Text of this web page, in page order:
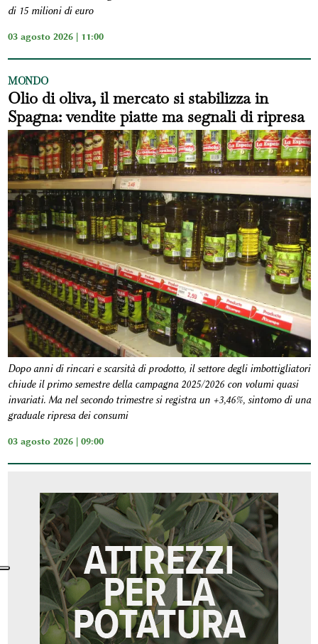
di 15 milioni di euro
03 agosto 2026 | 11:00
MONDO
Olio di oliva, il mercato si stabilizza in
Spagna: vendite piatte ma segnali di ripresa
Dopo anni di rincari e scarsità di prodotto, il settore degli imbottigliatori
chiude il primo semestre della campagna 2025/2026 con volumi quasi
invariati. Ma nel secondo trimestre si registra un +3,46%, sintomo di una
graduale ripresa dei consumi
03 agosto 2026 | 09:00